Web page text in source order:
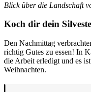
Blick über die Landschaft
Koch dir dein
Den Nachmittag
richtig Gutes zu essen! In
die Arbeit erledigt und es
Weihnachten.